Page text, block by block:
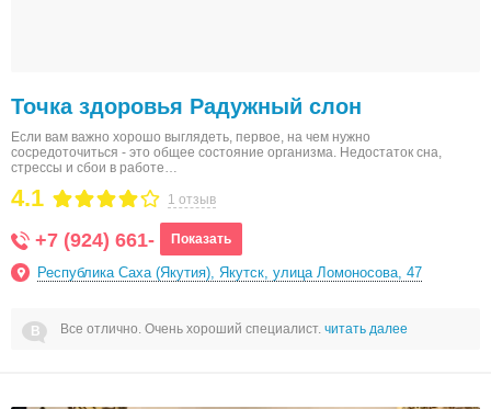
Точка здоровья Радужный слон
Если вам важно хорошо выглядеть, первое, на чем нужно
сосредоточиться - это общее состояние организма. Недостаток сна,
стрессы и сбои в работе…
1 отзыв
4.1
+7 (924) 661- Показать
Республика Саха (Якутия), Якутск, улица Ломоносова, 47
Все отлично. Очень хороший специалист. читать далее